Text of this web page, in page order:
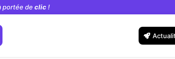
portée de clic!